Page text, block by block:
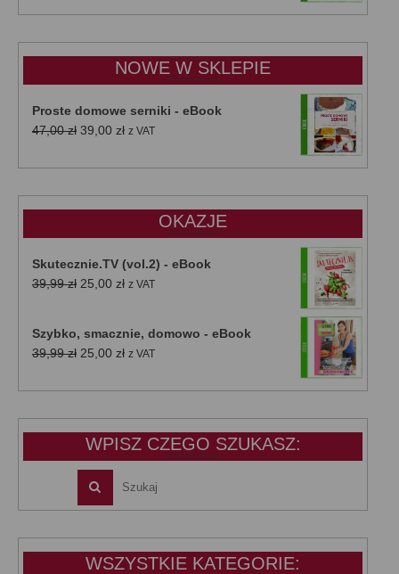
od
do
50,00 zł
NOWE W SKLEPIE
Proste domowe serniki - eBook
47,00zł Pierwotna
wynosiła:
39,00 złAktualna
wynosi:
z VAT
OKAZJE
Skutecznie.TV (vol.2) - eBook
39,99zł Pierwotna
39,99 zł.
25,00 złAktualna
25,00 zł.
z VAT
Szybko, smacznie, domowo - eBook
39,99zł Pierwotna
wynosiła:
25,00 złAktualna
wynosi:
z VAT
WPISZ CZEGO SZUKASZ:
WSZYSTKIE KATEGORIE: